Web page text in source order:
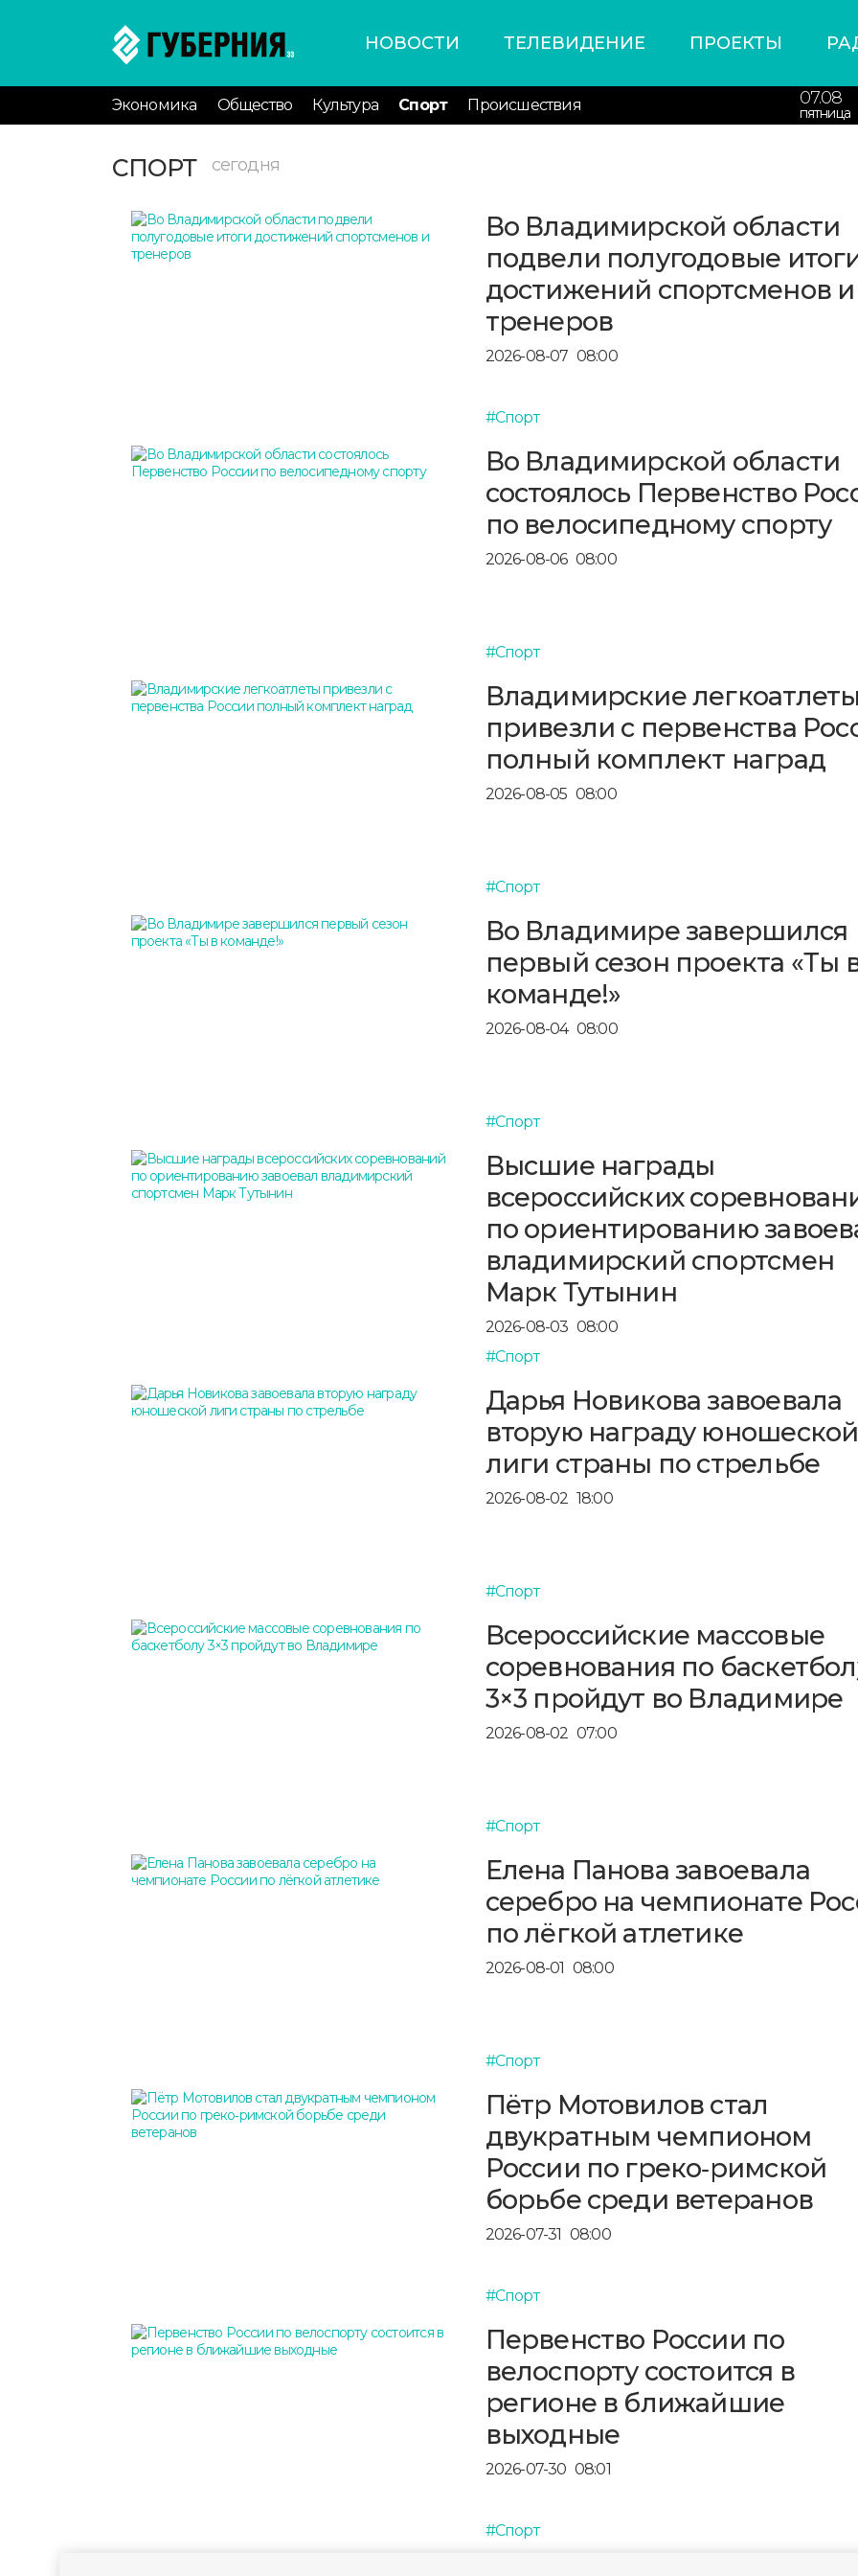
НОВОСТИ ТЕЛЕВИДЕНИЕ ПРОЕКТЫ
Экономика Общество Культура Спорт Происшествия 07.08
пятница
СПОРТ сегодня
Во Владимирской области
подвели полугодовые
достижений спортсменов и
тренеров
2026-08-07 08:00
#Спорт
Во Владимирской области
состоялось Первенство
по велосипедному спорту
2026-08-06 08:00
#Спорт
Владимирские
привезли с первенства
полный комплект наград
2026-08-05 08:00
#Спорт
Во Владимире завершился
первый сезон проекта «Ты
команде!»
2026-08-04 08:00
#Спорт
Высшие награды
всероссийских
по ориентированию
владимирский спортсмен
Марк Тутынин
2026-08-03 08:00
#Спорт
Дарья Новикова завоевала
вторую награду юношеской
лиги страны по стрельбе
2026-08-02 18:00
#Спорт
Всероссийские массовые
соревнования по
3×3 пройдут во Владимире
2026-08-02 07:00
#Спорт
Елена Панова завоевала
серебро на чемпионате
по лёгкой атлетике
2026-08-01 08:00
#Спорт
Пётр Мотовилов стал
двукратным чемпионом
России по греко‑римской
борьбе среди ветеранов
2026-07-31 08:00
#Спорт
Первенство России по
велоспорту состоится в
регионе в ближайшие
выходные
2026-07-30 08:01
#Спорт